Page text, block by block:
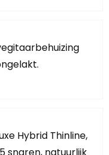
Hybrid Thinline,
snaren, natuurlijk